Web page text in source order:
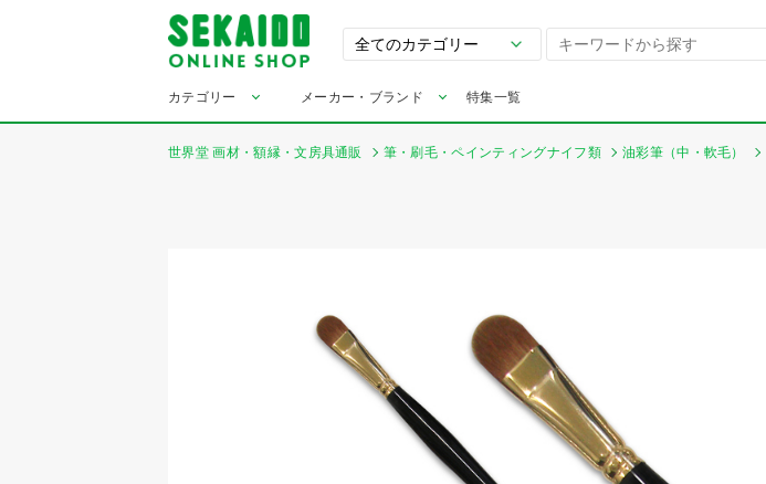
カテゴリー メーカー・ブランド 特集一覧
世界堂 画材・額縁・文房具通販 筆・刷毛・ペインティングナイフ類 油彩筆（中・軟毛）